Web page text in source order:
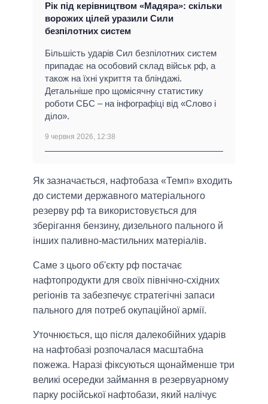
Рік під керівництвом «Мадяра»: скільки
ворожих цілей уразили Сили
безпілотних систем
Більшість ударів Сил безпілотних систем
припадає на особовий склад військ рф, а
також на їхні укриття та бліндажі.
Детальніше про щомісячну статистику
роботи СБС – на інфографіці від «Слово і
діло».
9 червня 2026, 12:38
Як зазначається, нафтобаза «Темп» входить
до системи державного матеріального
резерву рф та використовується для
зберігання бензину, дизельного пального й
інших паливно-мастильних матеріалів.
Саме з цього об'єкту рф постачає
нафтопродукти для своїх північно-східних
регіонів та забезпечує стратегічні запаси
пального для потреб окупаційної армії.
Уточнюється, що після далекобійних ударів
на нафтобазі розпочалася масштабна
пожежа. Наразі фіксуються щонайменше три
великі осередки займання в резервуарному
парку російської нафтобази, який налічує